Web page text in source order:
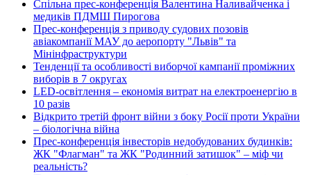
Спільна прес-конференція Валентина Наливайченка і
медиків ПДМШ Пирогова
Прес-конференція з приводу судових позовів
авіакомпанії МАУ до аеропорту "Львів" та
Мінінфраструктури
Тенденції та особливості виборчої кампанії проміжних
виборів в 7 округах
LED-освітлення – економія витрат на електроенергію в
10 разів
Відкрито третій фронт війни з боку Росії проти України
– біологічна війна
Прес-конференція інвесторів недобудованих будинків:
ЖК "Флагман" та ЖК "Родинний затишок" – міф чи
реальність?